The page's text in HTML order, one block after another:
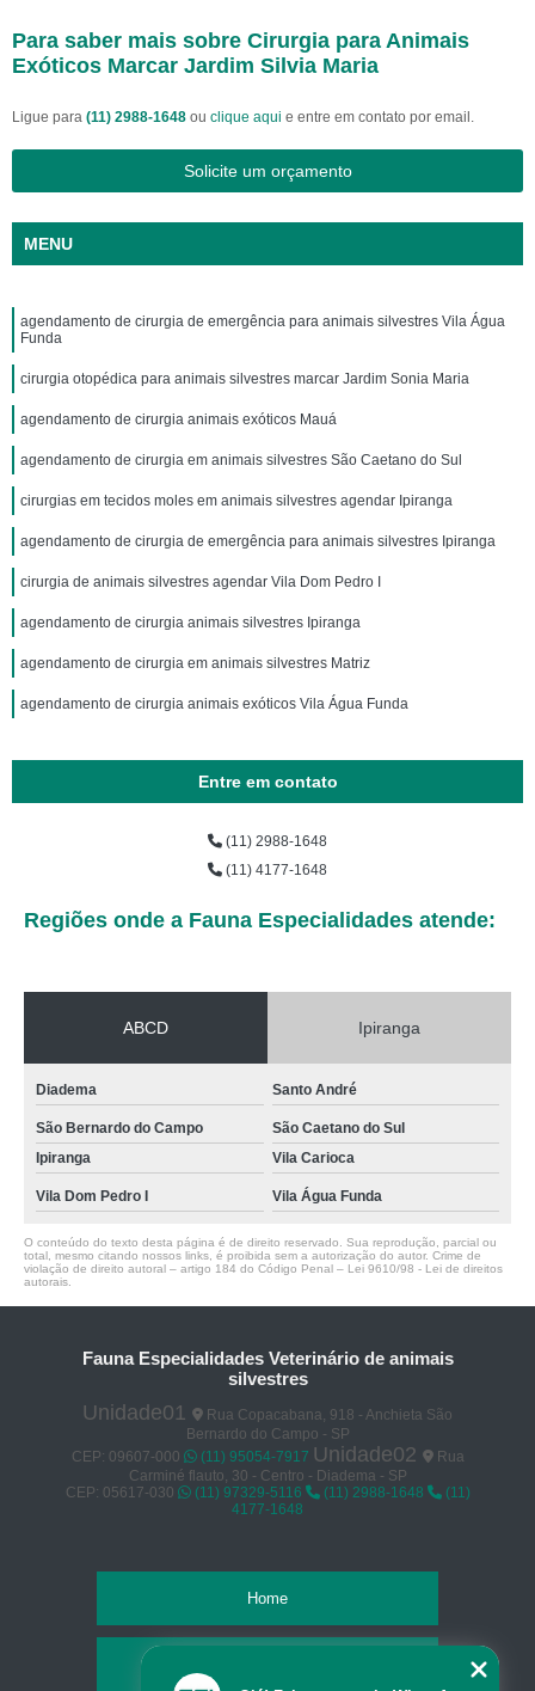
Para saber mais sobre Cirurgia para Animais
Exóticos Marcar Jardim Silvia Maria
Ligue para (11) 2988-1648 ou clique aqui e entre em contato por email.
Solicite um orçamento
MENU
agendamento de cirurgia de emergência para animais silvestres Vila Água
Funda
cirurgia otopédica para animais silvestres marcar Jardim Sonia Maria
agendamento de cirurgia animais exóticos Mauá
agendamento de cirurgia em animais silvestres São Caetano do Sul
cirurgias em tecidos moles em animais silvestres agendar Ipiranga
agendamento de cirurgia de emergência para animais silvestres Ipiranga
cirurgia de animais silvestres agendar Vila Dom Pedro I
agendamento de cirurgia animais silvestres Ipiranga
agendamento de cirurgia em animais silvestres Matriz
agendamento de cirurgia animais exóticos Vila Água Funda
Entre em contato
(11) 2988-1648
(11) 4177-1648
Regiões onde a Fauna Especialidades atende:
ABCD Ipiranga
Diadema Santo André
São Bernardo do Campo
São Caetano do Sul
Ipiranga
Vila Carioca
Vila Dom Pedro I Vila Água Funda
O conteúdo do texto desta página é de direito reservado. Sua reprodução, parcial ou
total, mesmo citando nossos links, é proibida sem a autorização do autor. Crime de
violação de direito autoral – artigo 184 do Código Penal – Lei 9610/98 - Lei de direitos
autorais
Fauna Especialidades Veterinário de animais
silvestres
Unidade01
Rua Copacabana, 918 - Anchieta São
Bernardo do Campo - SP
CEP: 09607-000
(11) 95054-7917 Unidade02
Rua
Carminé flauto, 30 - Centro - Diadema - SP
CEP: 05617-030
(11) 97329-5116 (11) 2988-1648
(11)
4177-1648
Home